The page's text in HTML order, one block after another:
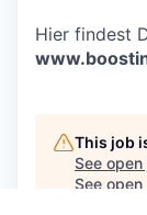
Hier findest
This job
See
See